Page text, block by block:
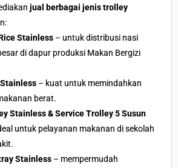
jual berbagai jenis trolley
Stainless – untuk distribusi nasi
di dapur produksi Makan Bergizi
– kuat untuk memindahkan
berat.
Stainless & Service Trolley 5 Susun
untuk pelayanan makanan di sekolah
Stainless – mempermudah